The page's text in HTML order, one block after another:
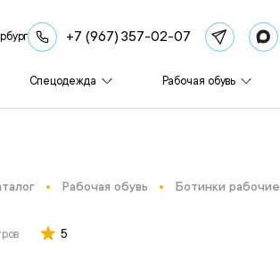
+7 (967) 357-02-07
Спецодежда Рабочая обувь
Рабочая обувь Ботинки рабочие
5